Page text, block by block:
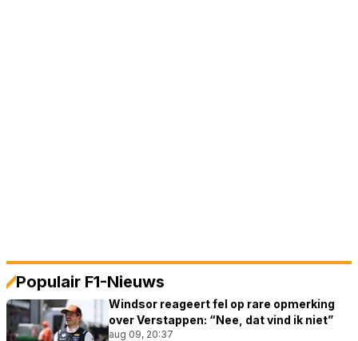
Populair F1-Nieuws
Windsor reageert fel op rare opmerking
over Verstappen: “Nee, dat vind ik niet”
aug 09, 20:37